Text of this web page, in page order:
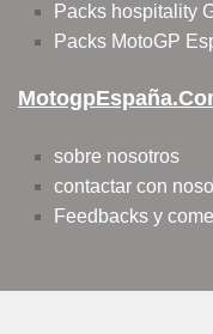
Packs hospitality
Packs MotoGP
sobre nosotros
contactar con
Feedbacks y